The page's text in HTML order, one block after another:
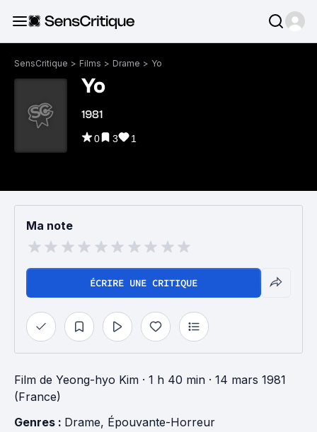
SensCritique > Films > Drame > Yo
Yo
1981
0 3 1
Ma note
ÉCRIRE UNE CRITIQUE
Film de Yeong-hyo Kim · 1 h 40 min · 14 mars 1981
(France)
Genres : Drame, Épouvante-Horreur